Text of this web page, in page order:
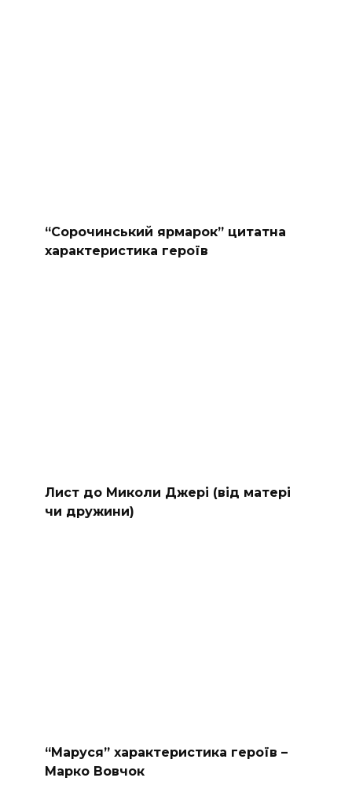
“Сорочинський ярмарок” цитатна
характеристика героїв
Лист до Миколи Джері (від матері
чи дружини)
“Маруся” характеристика героїв –
Марко Вовчок